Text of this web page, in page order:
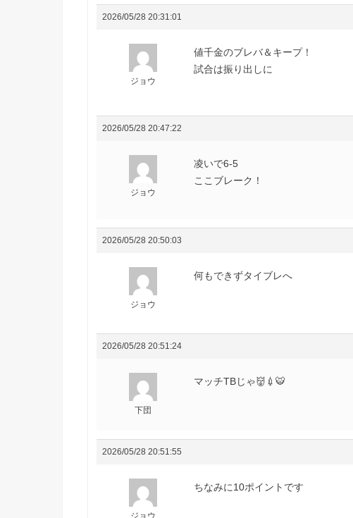
2026/05/28 20:31:01
ジョウ
値千金のブレバ＆キープ！
試合は振り出しに
2026/05/28 20:47:22
ジョウ
凌いで6-5
ここブレーク！
2026/05/28 20:50:03
ジョウ
何もできずタイブレへ
2026/05/28 20:51:24
下団
マッチTBじゃ👹💉🐯
2026/05/28 20:51:55
ジョウ
ちなみに10ポイントです